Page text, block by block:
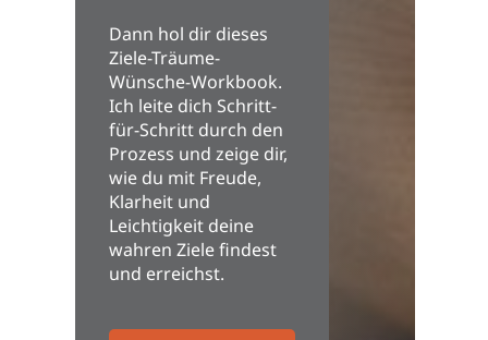
Dann hol dir dieses
Ziele-Träume-
Wünsche-Workbook.
Ich leite dich Schritt-
für-Schritt durch den
Prozess und zeige dir,
wie du mit Freude,
Klarheit und
Leichtigkeit deine
wahren Ziele findest
und erreichst.